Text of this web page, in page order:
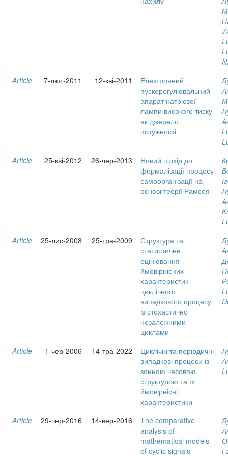
Article
7-лют-2011 12-кві-2011
Електронний
пускорегулювальний
апарат натрієвої
лампи високого тиску
як джерело
потужності
Article
25-кві-2012 26-чер-2013
Новий підхід до
формалізації процесу
самоорганізації на
основі теорії Рамсея
Article
25-лис-2008 25-тра-2009
Структура та
статистичне
оцінювання
ймовірнісних
характеристик
циклічного
випадкового процесу
із стохастично
незалежними
циклами
Article 1-чер-2006 14-тра-2022
Циклічні та періодичні
випадкові процеси із
зонною часовою
структурою та їх
ймовірнісні
характеристики
Article 29-чер-2016 14-вер-2016
The comparative
analysis of
mathematical models
of cyclic signals